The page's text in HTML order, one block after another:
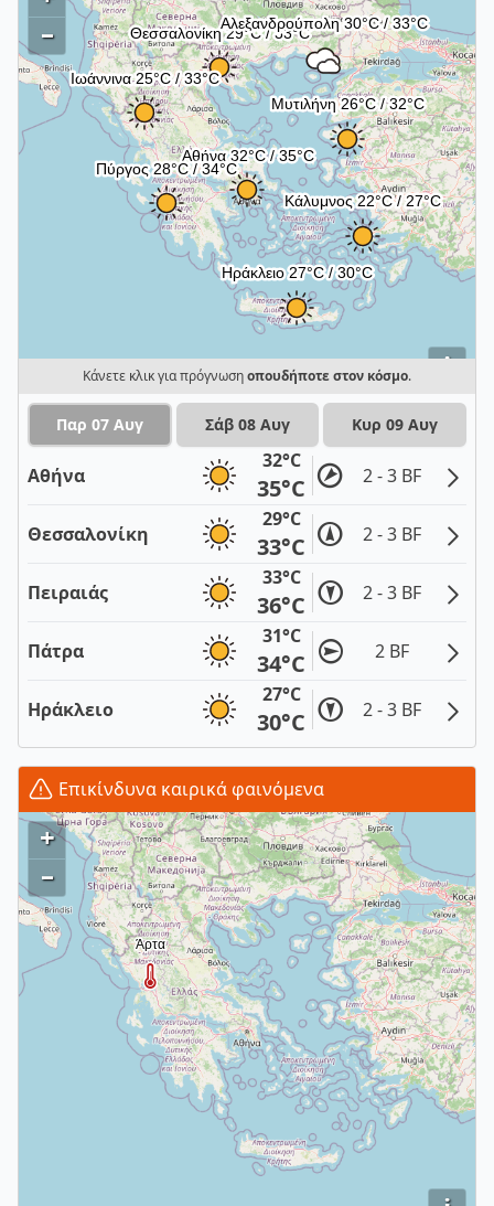
i
–
Κάνετε κλικ για πρόγνωσηοπουδήποτε στον κόσμο.
Παρ 07 Αυγ Σάβ 08 Αυγ Κυρ 09 Αυγ
Αθήνα
32°C
35°C 2 - 3 BF
Θεσσαλονίκη
29°C
33°C 2 - 3 BF
Πειραιάς
33°C
36°C 2 - 3 BF
Πάτρα
31°C
34°C 2 BF
Ηράκλειο
27°C
30°C 2 - 3 BF
Επικίνδυνα καιρικά φαινόμενα
+
–